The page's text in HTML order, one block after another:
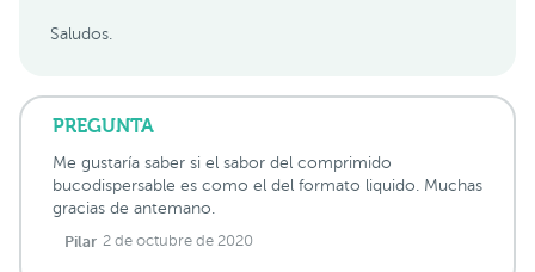
Saludos.
PREGUNTA
Me gustaría saber si el sabor del comprimido
bucodispersable es como el del formato liquido. Muchas
gracias de antemano.
Pilar 2 de octubre de 2020